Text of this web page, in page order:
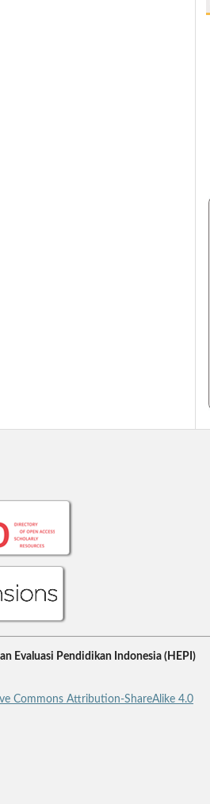
Evaluasi Pendidikan Indonesia (HEPI)
Commons Attribution-ShareAlike 4.0